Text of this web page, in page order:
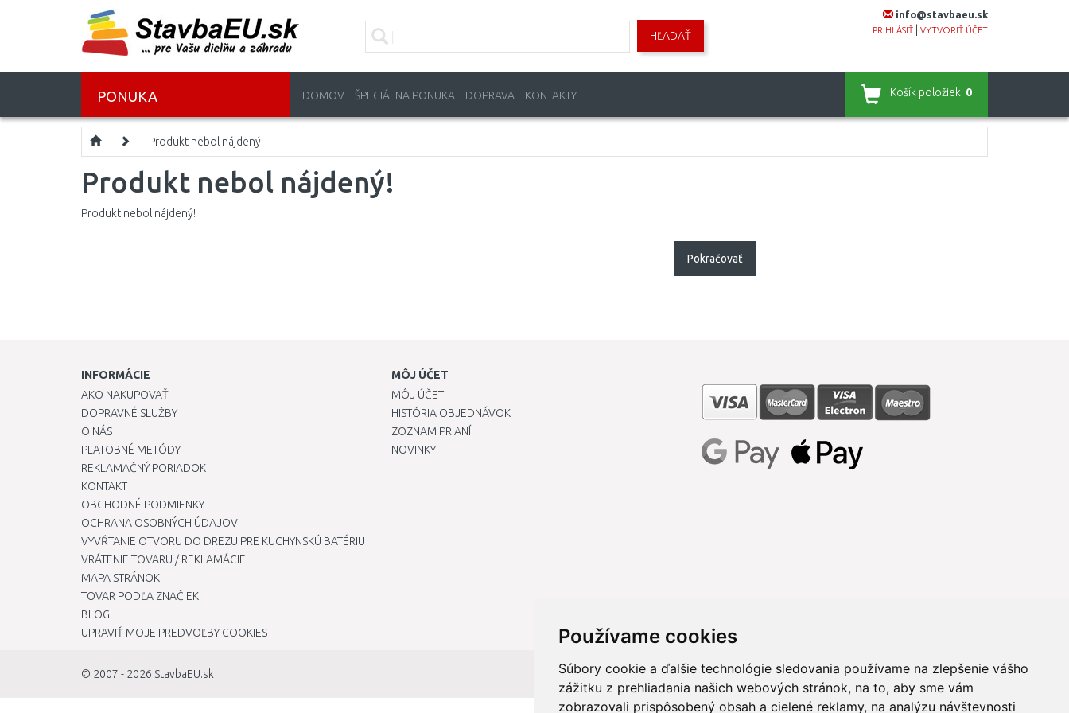
Používame cookies
Súbory cookie a ďalšie technológie sledovania používame na zlepšenie vášho
zážitku z prehliadania našich webových stránok, na to, aby sme vám
zobrazovali prispôsobený obsah a cielené reklamy, na analýzu návštevnosti
info@stavbaeu.sk
PRIHLÁSIŤ VYTVORIŤ ÚČET
HĽADAŤ
PONUKA DOMOV ŠPECIÁLNA PONUKA DOPRAVA KONTAKTY Košík položiek: 0
Produkt nebol nájdený!
Produkt nebol nájdený!
Produkt nebol nájdený!
Pokračovať
INFORMÁCIE
AKO NAKUPOVAŤ
DOPRAVNÉ SLUŽBY
O NÁS
PLATOBNÉ METÓDY
REKLAMAČNÝ PORIADOK
KONTAKT
OBCHODNÉ PODMIENKY
OCHRANA OSOBNÝCH ÚDAJOV
VYVŔTANIE OTVORU DO DREZU PRE KUCHYNSKÚ BATÉRIU
VRÁTENIE TOVARU / REKLAMÁCIE
MAPA STRÁNOK
TOVAR PODĽA ZNAČIEK
BLOG
UPRAVIŤ MOJE PREDVOĽBY COOKIES
MÔJ ÚČET
MÔJ ÚČET
HISTÓRIA OBJEDNÁVOK
ZOZNAM PRIANÍ
NOVINKY
© 2007 - 2026 StavbaEU.sk